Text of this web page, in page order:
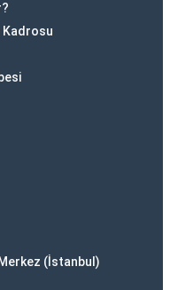
Kadrosu
(İstanbul)